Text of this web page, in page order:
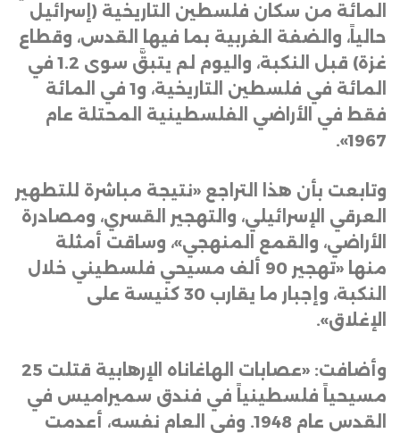
المائة من سكان فلسطين التاريخية (إسرائيل
حالياً، والضفة الغربية بما فيها القدس، وقطاع
غزة) قبل النكبة، واليوم لم يتبقَّ سوى 1.2 في
المائة في فلسطين التاريخية، و1 في المائة
فقط في الأراضي الفلسطينية المحتلة عام
1967».
وتابعت بأن هذا التراجع «نتيجة مباشرة للتطهير
العرقي الإسرائيلي، والتهجير القسري، ومصادرة
الأراضي، والقمع المنهجي»، وساقت أمثلة
منها «تهجير 90 ألف مسيحي فلسطيني خلال
النكبة، وإجبار ما يقارب 30 كنيسة على
الإغلاق».
وأضافت: «عصابات الهاغاناه الإرهابية قتلت 25
مسيحياً فلسطينياً في فندق سميراميس في
القدس عام 1948. وفي العام نفسه، أعدمت